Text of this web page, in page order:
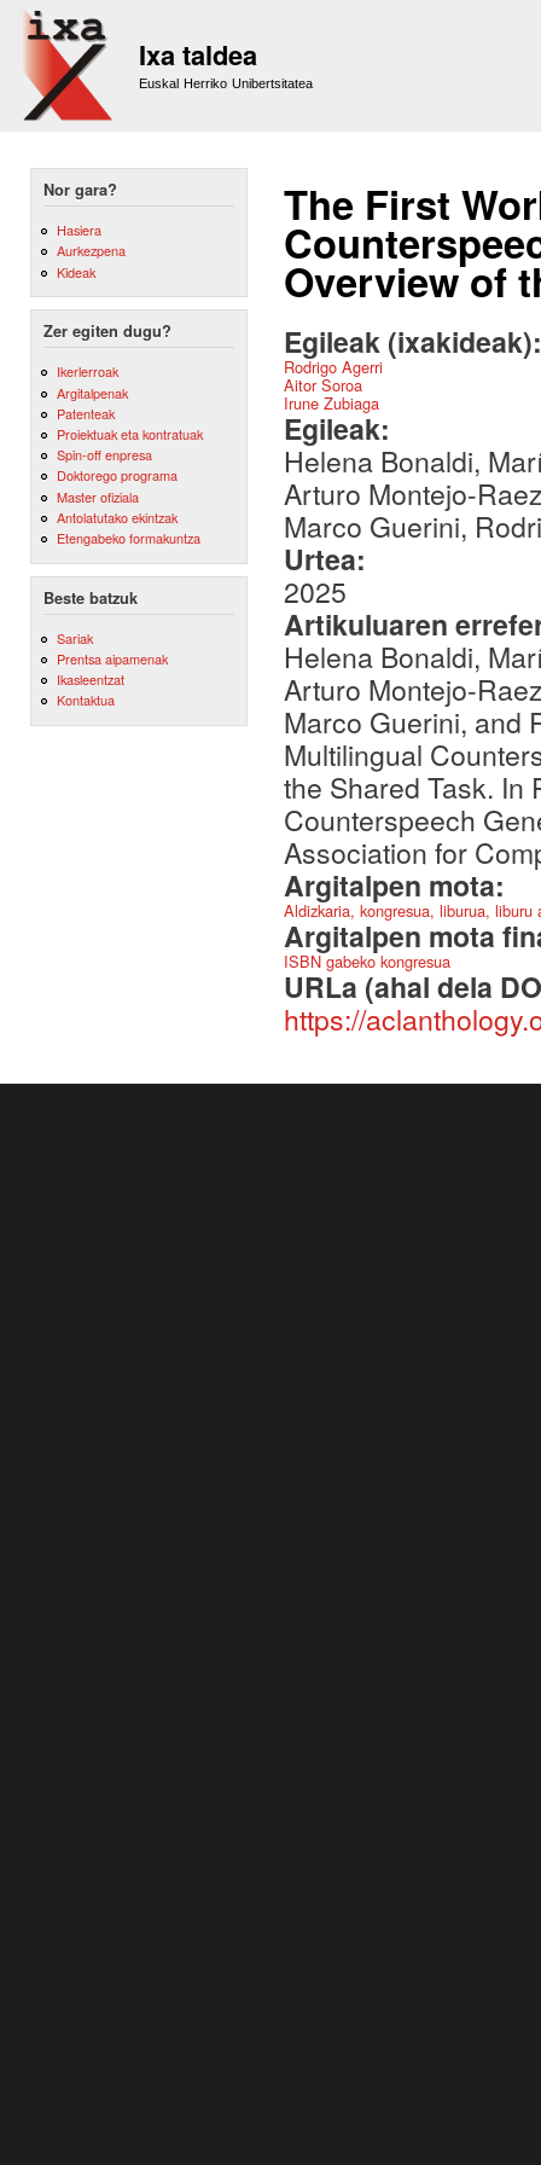
Ixa taldea
Euskal Herriko Unibertsitatea
Nor gara?
Hasiera
Aurkezpena
Kideak
Zer egiten dugu?
Ikerlerroak
Argitalpenak
Patenteak
Proiektuak eta kontratuak
Spin-off enpresa
Doktorego programa
Master ofiziala
Antolatutako ekintzak
Etengabeko formakuntza
Beste batzuk
Sariak
Prentsa aipamenak
Ikasleentzat
Kontaktua
The First
Overview of
Egileak
Rodrigo Agerri
Aitor Soroa
Irune Zubiaga
Egileak:
Helena Bonaldi,
Arturo Montejo-
Marco Guerini,
Urtea:
2025
Artikuluaren
Helena Bonaldi,
Arturo Montejo-
Marco Guerini, and
Multilingual
the Shared Task. In
Counterspeech
Association for
Argitalpen mota:
Aldizkaria, kongresua, liburua,
Argitalpen mota
ISBN gabeko kongresua
URLa (ahal dela
https://